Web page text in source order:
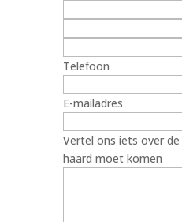
Telefoon
E-mailadres
Vertel ons iets over
haard moet komen